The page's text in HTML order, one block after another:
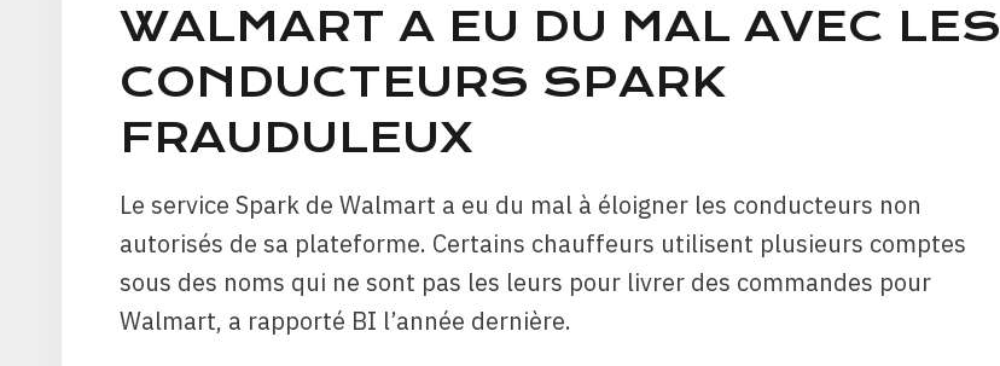
WALMART A EU DU MAL AVEC LES
CONDUCTEURS SPARK
FRAUDULEUX
Le service Spark de Walmart a eu du mal à éloigner les conducteurs non
autorisés de sa plateforme. Certains chauffeurs utilisent plusieurs comptes
sous des noms qui ne sont pas les leurs pour livrer des commandes pour
Walmart, a rapporté BI l’année dernière.